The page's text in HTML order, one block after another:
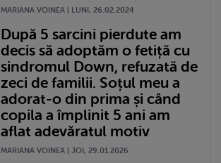
MARIANA VOINEA | LUNI, 26.02.2024
După 5 sarcini pierdute am
decis să adoptăm o fetiță cu
sindromul Down, refuzată de
zeci de familii. Soțul meu a
adorat-o din prima și când
copila a împlinit 5 ani am
aflat adevăratul motiv
MARIANA VOINEA | JOI, 29.01.2026